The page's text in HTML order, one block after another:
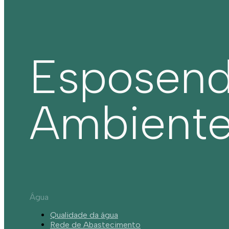
Água
Qualidade da água
Rede de Abastecimento